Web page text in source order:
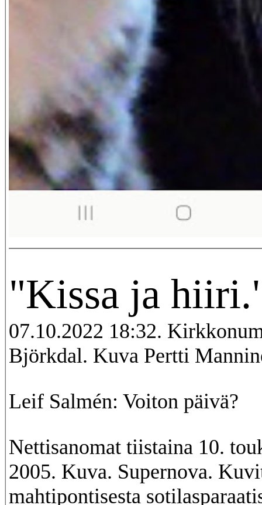
"Kissa ja
07.10.2022 18:32.
Björkdal. Kuva Pertti
Leif Salmén: Voiton päivä?
Nettisanomat tiistaina 10.
2005. Kuva. Supernova.
mahtipontisesta